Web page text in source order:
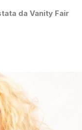
da Vanity Fair